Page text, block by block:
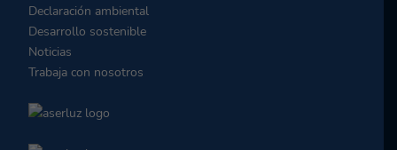
Declaración ambiental
Desarrollo sostenible
Noticias
Trabaja con nosotros